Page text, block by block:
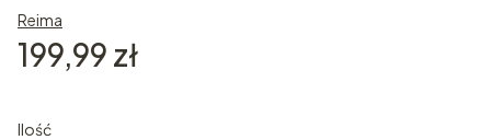
Reima
Cena
199,99 zł
Ilość